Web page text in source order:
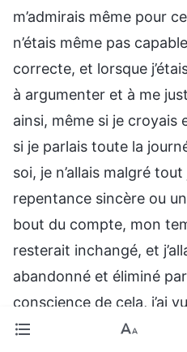
m’admirais même pour
n’étais même pas
correcte, et lorsque
à argumenter et à me
ainsi, même si je croyais
si je parlais toute la
soi, je n’allais malgré
repentance sincère ou
bout du compte, mon
resterait inchangé, et
abandonné et éliminé
conscience de cela, j’ai
stupide et le danger que